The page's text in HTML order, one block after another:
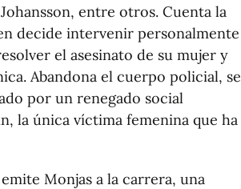
entre otros. Cuenta la
decide intervenir personalmente
el asesinato de su mujer y
Abandona el cuerpo policial, se
por un renegado social
la única víctima femenina que ha
Monjas a la carrera, una